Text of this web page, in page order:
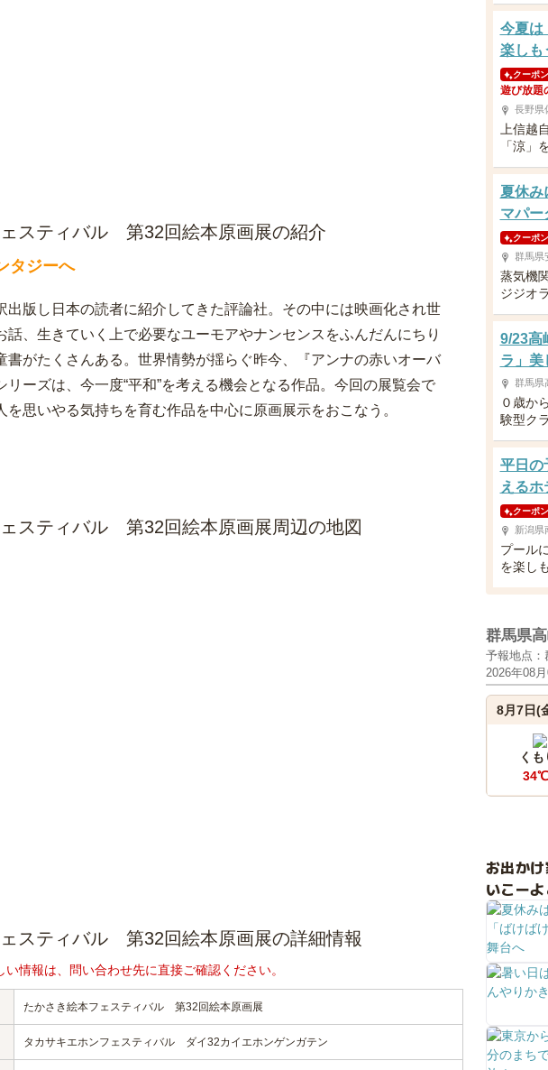
スティバル 第32回絵本原画展の紹介
タジーへ
出版し日本の読者に紹介してきた評論社。その中には映画化され世
話、生きていく上で必要なユーモアやナンセンスをふんだんにちり
書がたくさんある。世界情勢が揺らぐ昨今、『アンナの赤いオーバ
リーズは、今一度“平和”を考える機会となる作品。今回の展覧会で
を思いやる気持ちを育む作品を中心に原画展示をおこなう。
スティバル 第32回絵本原画展周辺の地図
スティバル 第32回絵本原画展の詳細情報
情報は、問い合わせ先に直接ご確認ください。
たかさき絵本フェスティバル 第32回絵本原画展
タカサキエホンフェスティバル ダイ32カイエホンゲンガテン
今夏は
楽しも
クーポン
遊び放題
長野県
上信越
「涼」
夏休み
マパー
クーポン
群馬県
蒸気機
ジジオ
9/23高
ラ」美
群馬県
０歳か
験型ク
平日の
えるホ
クーポン
新潟県
プール
を楽し
群馬県
予報地点：
2026年08
8月7日(
く
34℃
お出か
いこー